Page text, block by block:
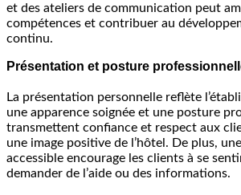
et des ateliers de communication peut
compétences et contribuer au
continu.
Présentation et posture
La présentation personnelle reflète
une apparence soignée et une posture
transmettent confiance et respect aux
une image positive de l’hôtel. De plus,
accessible encourage les clients à se
demander de l’aide ou des informations.